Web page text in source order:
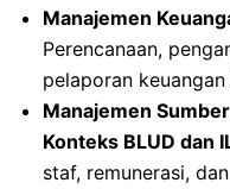
Manajemen
Perencanaan,
pelaporan keuangan
Manajemen
Konteks BLUD dan
staf, remunerasi, dan